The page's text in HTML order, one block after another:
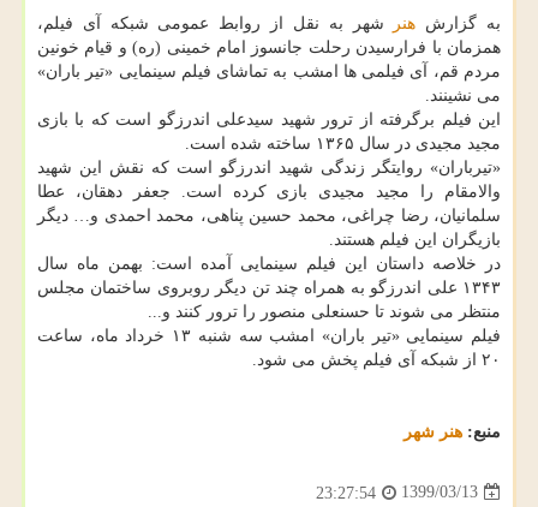
به گزارش هنر
شهر به نقل از روابط عمومی شبکه آی فیلم،
همزمان با فرارسیدن رحلت جانسوز امام خمینی (ره) و قیام خونین
مردم قم، آی فیلمی ها امشب به تماشای فیلم سینمایی «تیر باران»
می نشینند.
این فیلم برگرفته از ترور شهید سیدعلی اندرزگو است که با بازی
مجید مجیدی در سال ۱۳۶۵ ساخته شده است.
«تیرباران» روایتگر زندگی شهید اندرزگو است که نقش این شهید
والامقام را مجید مجیدی بازی کرده است. جعفر دهقان، عطا
سلمانیان، رضا چراغی، محمد حسین پناهی، محمد احمدی و… دیگر
بازیگران این فیلم هستند.
در خلاصه داستان این فیلم سینمایی آمده است: بهمن ماه سال
۱۳۴۳ علی اندرزگو به همراه چند تن دیگر روبروی ساختمان مجلس
منتظر می شوند تا حسنعلی منصور را ترور کنند و...
فیلم سینمایی «تیر باران» امشب سه شنبه ۱۳ خرداد ماه، ساعت
۲۰ از شبکه آی فیلم پخش می شود.
منبع: هنر شهر
1399/03/13
23:27:54